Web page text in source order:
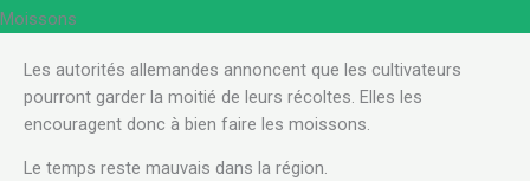
Moissons
Les autorités allemandes annoncent que les cultivateurs
pourront garder la moitié de leurs récoltes. Elles les
encouragent donc à bien faire les moissons.
Le temps reste mauvais dans la région.